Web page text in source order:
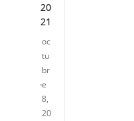
20
21
oc
tu
br
e
8,
20